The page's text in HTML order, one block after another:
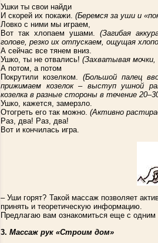
Ушки ты свои найди
И скорей их покажи. (Беремся за уши и
Ловко с ними мы играем,
Вот так хлопаем ушами. (Загибая
голове, резко их отпускаем, ощущая
А сейчас все тянем вниз.
Ушко, ты не отвались! (Захватывая
А потом, а потом
Покрутили козелком. (Большой палец
прижимаем козелок – выступ ушной
козелка в разные стороны в течение
Ушко, кажется, замерзло.
Отогреть его так можно. (Активно
Раз, два! Раз, два!
Вот и кончилась игра.
– Уши горят? Такой массаж позволяет
принять и теоретическую информацию.
Предлагаю вам ознакомиться еще с
3. Массаж рук «Строим дом»